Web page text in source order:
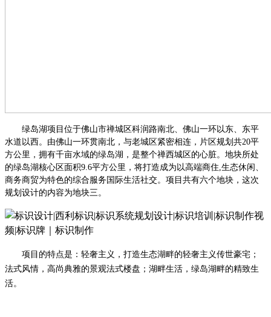
绿岛湖项目位于佛山市禅城区科润路南北、佛山一环以东、东平
水道以西。由佛山一环贯南北，与老城区紧密相连，片区规划共20平
方公里，拥有千亩水域的绿岛湖，是整个禅西城区的心脏。地块所处
的绿岛湖核心区面积9.6平方公里，将打造成为以高端商住,生态休闲、
商务商贸为特色的综合服务国际生活社交。项目共有六个地块，这次
规划设计的内容为地块三。
项目的特点是：轻奢主义，打造生态湖畔的轻奢主义传世豪宅；
法式风情，高尚典雅的景观法式楼盘；湖畔生活，绿岛湖畔的精致生
活。